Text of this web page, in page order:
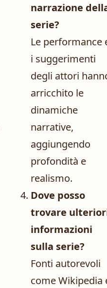
narrazione
serie?
Le performance
i suggerimenti
degli attori
arricchito le
dinamiche
narrative,
aggiungendo
profondità e
realismo.
Dove posso
trovare
informazioni
sulla serie?
Fonti autorevoli
come Wikipedia